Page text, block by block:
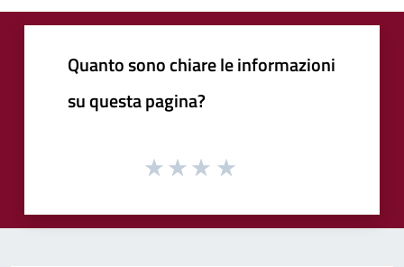
Quanto sono chiare le informazioni
su questa pagina?